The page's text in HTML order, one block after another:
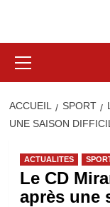
principal
ACCUEIL SPORT
UNE SAISON
ACTUALITES
Le CD
après une